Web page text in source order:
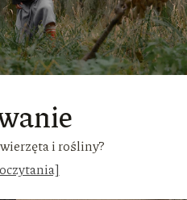
i rośliny?